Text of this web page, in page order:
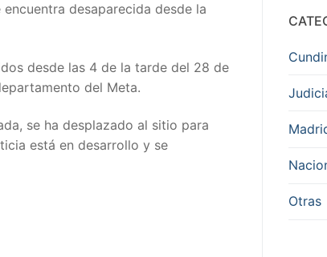
desaparecida desde la
desde las 4 de la tarde del 28 de
del Meta.
se ha desplazado al sitio para
está en desarrollo y se
Otras